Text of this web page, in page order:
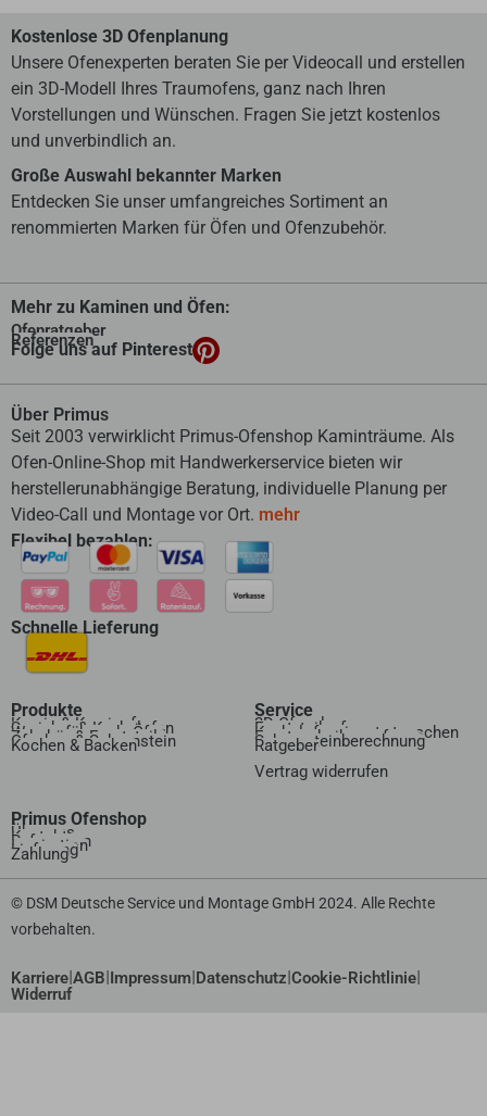
Kostenlose 3D Ofenplanung
Unsere Ofenexperten beraten Sie per Videocall und erstellen
ein 3D-Modell Ihres Traumofens, ganz nach Ihren
Vorstellungen und Wünschen. Fragen Sie jetzt kostenlos
und unverbindlich an.
Große Auswahl bekannter Marken
Entdecken Sie unser umfangreiches Sortiment an
renommierten Marken für Öfen und Ofenzubehör.
Mehr zu Kaminen und Öfen:
Ofenratgeber
Referenzen
Folge uns auf Pinterest
Über Primus
Seit 2003 verwirklicht Primus-Ofenshop Kaminträume. Als
Ofen-Online-Shop mit Handwerkerservice bieten wir
herstellerunabhängige Beratung, individuelle Planung per
Video-Call und Montage vor Ort. mehr
Flexibel bezahlen:
Schnelle Lieferung
Produkte
Kamin & Kaminofen
Speicher & Kachelofen
Wasserführende Öfen
Zubehör & Ersatzteile
Ofenbau & Schornstein
Kochen & Backen
Service
3D Ofenplanung
Ersatzteilanfrage
Kachelofeneinsatz tauschen
Ersatzscheibenanfrage
Schornsteinberechnung
Ratgeber
Vertrag widerrufen​
Primus Ofenshop
Über uns
Kontakt
Referenzen
Inspiration
Lieferung
Zahlung
© DSM Deutsche Service und Montage GmbH 2024. Alle Rechte
vorbehalten.
Karriere|AGB|Impressum|Datenschutz|Cookie-Richtlinie|
Widerruf